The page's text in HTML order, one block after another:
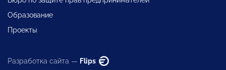
Образование
Проекты
Разработка сайта — Flips